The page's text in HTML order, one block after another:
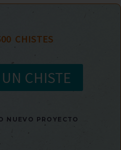
  CHISTES
CHISTE
NUEVO PROYECTO